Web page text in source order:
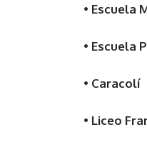
• Escuela
• Escuela
• Caracolí
• Liceo